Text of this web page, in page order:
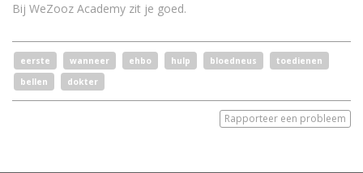
Bij WeZooz Academy zit je goed.
eerste wanneer ehbo hulp bloedneus
toedienen
bellen
dokter
Rapporteer een probleem